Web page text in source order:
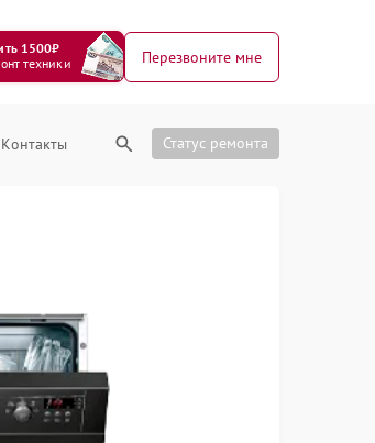
1500₽
техники
Перезвоните мне
Контакты Статус ремонта